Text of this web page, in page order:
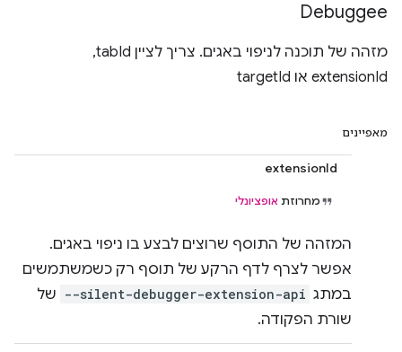
Debuggee
מזהה של תוכנה לניפוי באגים. צריך לציין tabId, ‏
extensionId או targetId
מאפיינים
extensionId
מחרוזת אופציונלי
המזהה של התוסף שרוצים לבצע בו ניפוי באגים.
אפשר לצרף לדף הרקע של תוסף רק כשמשתמשים
במתג --silent-debugger-extension-api של
שורת הפקודה.